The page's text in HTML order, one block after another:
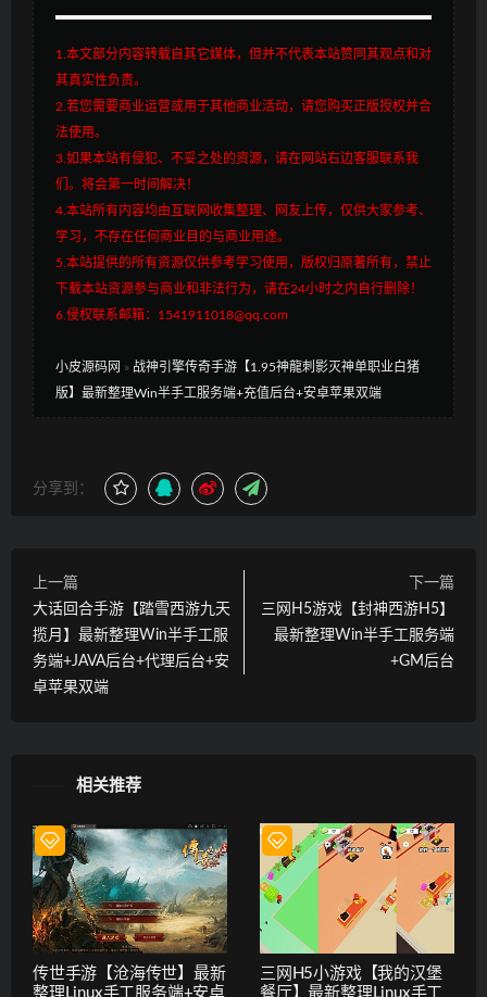
1.本文部分内容转载自其它媒体，但并不代表本站赞同其观点和对
其真实性负责。
2.若您需要商业运营或用于其他商业活动，请您购买正版授权并合
法使用。
3.如果本站有侵犯、不妥之处的资源，请在网站右边客服联系我
们。将会第一时间解决！
4.本站所有内容均由互联网收集整理、网友上传，仅供大家参考、
学习，不存在任何商业目的与商业用途。
5.本站提供的所有资源仅供参考学习使用，版权归原著所有，禁止
下载本站资源参与商业和非法行为，请在24小时之内自行删除！
6.侵权联系邮箱：1541911018@qq.com
小皮源码网 » 战神引擎传奇手游【1.95神龍刺影灭神单职业白猪
版】最新整理Win半手工服务端+充值后台+安卓苹果双端
分享到：
上一篇
大话回合手游【踏雪西游九天
揽月】最新整理Win半手工服
务端+JAVA后台+代理后台+安
卓苹果双端
下一篇
三网H5游戏【封神西游H5】
最新整理Win半手工服务端
+GM后台
相关推荐
传世手游【沧海传世】最新
整理Linux手工服务端+安卓
三网H5小游戏【我的汉堡
餐厅】最新整理Linux手工